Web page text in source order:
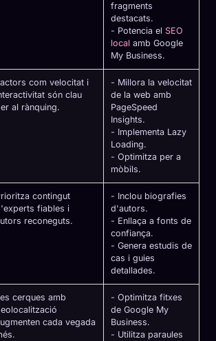
fragments
destacats.
- Potencia el SEO
local amb Google
My Business.
com velocitat i
són clau
al rànquing.
- Millora la velocitat
de la web amb
PageSpeed
Insights.
- Implementa Lazy
Loading.
- Optimitza per a
mòbils.
contingut
fiables i
reconeguts.
- Inclou biografies
d'autors.
- Enllaça a fonts de
confiança.
- Genera estudis de
cas i guies
detallades.
cerques amb
cada vegada
- Optimitza fitxes
de Google My
Business.
- Utilitza paraules